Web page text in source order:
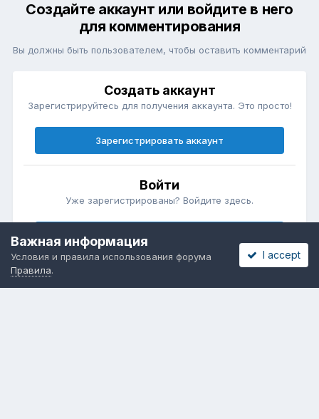
Создайте аккаунт или войдите в него
для комментирования
Вы должны быть пользователем, чтобы оставить комментарий
Создать аккаунт
Зарегистрируйтесь для получения аккаунта. Это просто!
Зарегистрировать аккаунт
Войти
Уже зарегистрированы? Войдите здесь.
Важная информация
Условия и правила использования форума
Правила.
I accept